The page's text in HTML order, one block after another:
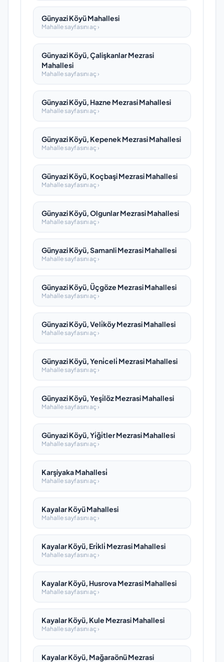
Günyazi Köyü Mahallesi
Mahalle sayfasını aç ›
Günyazi Köyü, Çalişkanlar Mezrasi
Mahallesi
Mahalle sayfasını aç ›
Günyazi Köyü, Hazne Mezrasi Mahallesi
Mahalle sayfasını aç ›
Günyazi Köyü, Kepenek Mezrasi Mahallesi
Mahalle sayfasını aç ›
Günyazi Köyü, Koçbaşi Mezrasi Mahallesi
Mahalle sayfasını aç ›
Günyazi Köyü, Olgunlar Mezrasi Mahallesi
Mahalle sayfasını aç ›
Günyazi Köyü, Samanli Mezrasi Mahallesi
Mahalle sayfasını aç ›
Günyazi Köyü, Üçgöze Mezrasi Mahallesi
Mahalle sayfasını aç ›
Günyazi Köyü, Veli̇köy Mezrasi Mahallesi
Mahalle sayfasını aç ›
Günyazi Köyü, Yeni̇celi̇ Mezrasi Mahallesi
Mahalle sayfasını aç ›
Günyazi Köyü, Yeşi̇löz Mezrasi Mahallesi
Mahalle sayfasını aç ›
Günyazi Köyü, Yi̇ği̇tler Mezrasi Mahallesi
Mahalle sayfasını aç ›
Karşiyaka Mahallesi̇
Mahalle sayfasını aç ›
Kayalar Köyü Mahallesi
Mahalle sayfasını aç ›
Kayalar Köyü, Eri̇kli̇ Mezrasi Mahallesi
Mahalle sayfasını aç ›
Kayalar Köyü, Husrova Mezrasi Mahallesi
Mahalle sayfasını aç ›
Kayalar Köyü, Kule Mezrasi Mahallesi
Mahalle sayfasını aç ›
Kayalar Köyü, Mağaraönü Mezrasi